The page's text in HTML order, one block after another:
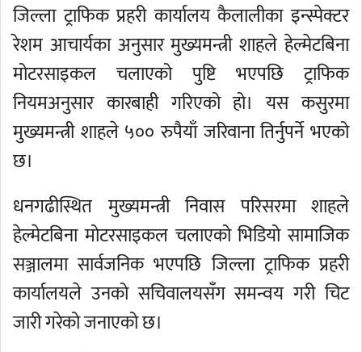
जिल्ला ट्राफिक प्रहरी कार्यालय कैलालीका इन्स्पेक्टर
रेशम आचार्यका अनुसार मुख्यमन्त्री शाहले हेल्मेटबिना
मोटरसाइकल चलाएको पुष्टि भएपछि ट्राफिक
नियमअनुसार कारबाही गरिएको हो। यस कसुरमा
मुख्यमन्त्री शाहले ५०० रुपैयाँ जरिवाना तिर्नुपर्ने भएको
छ।
धनगढीस्थित मुख्यमन्त्री निवास परिसरमा शाहले
हेल्मेटबिना मोटरसाइकल चलाएको भिडियो सामाजिक
सञ्जालमा सार्वजनिक भएपछि जिल्ला ट्राफिक प्रहरी
कार्यालयले उनको सचिवालयसँग समन्वय गरी चिट
जारी गरेको जनाएको छ।